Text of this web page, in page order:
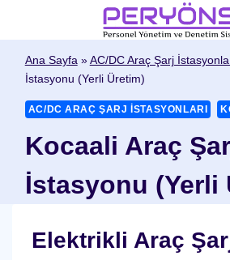
contentAna Sayfa»AC/DC Araç Şarj
İstasyonu (Yerli Üretim)
AC/DC ARAÇ ŞARJ İSTASYONLARI
Kocaali Araç
İstasyonu (Yerli
Elektrikli Araç